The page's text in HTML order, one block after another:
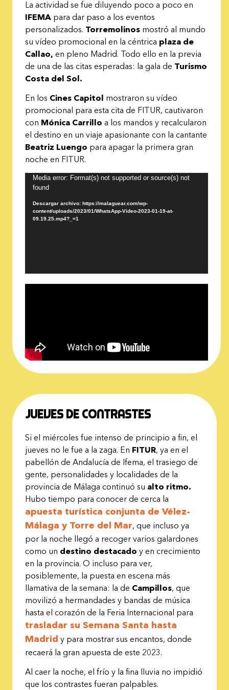
La actividad se fue diluyendo poco a poco en
IFEMA para dar paso a los eventos
personalizados. Torremolinos mostró al mundo
su vídeo promocional en la céntrica plaza de
Callao, en pleno Madrid. Todo ello en la previa
de una de las citas esperadas: la gala de Turismo
Costa del Sol.
En los Cines Capitol mostraron su vídeo
promocional para esta cita de FITUR, cautivaron
con Mónica Carrillo a los mandos y recalcularon
el destino en un viaje apasionante con la cantante
Beatriz Luengo para apagar la primera gran
noche en FITUR.
Reproductor
de
vídeo
Media error: Format(s) not supported or source(s) not
found
Descargar archivo: https://malaguear.com/wp-
content/uploads/2023/01/WhatsApp-Video-2023-01-19-at-
09.19.25.mp4?_=1
Jueves de contrastes
Si el miércoles fue intenso de principio a fin, el
jueves no le fue a la zaga. En FITUR, ya en el
pabellón de Andalucía de Ifema, el trasiego de
gente, personalidades y localidades de la
provincia de Málaga continuó su alto ritmo.
Hubo tiempo para conocer de cerca la
apuesta turística conjunta de Vélez-
Málaga y Torre del Mar, que incluso ya
por la noche llegó a recoger varios galardones
como un destino destacado y en crecimiento
en la provincia. O incluso para ver,
posiblemente, la puesta en escena más
llamativa de la semana: la de Campillos, que
movilizó a hermandades y bandas de música
hasta el corazón de la Feria Internacional para
trasladar su Semana Santa hasta
Madrid y para mostrar sus encantos, donde
recaerá la gran apuesta de este 2023.
Al caer la noche, el frío y la fina lluvia no impidió
que los contrastes fueran palpables.